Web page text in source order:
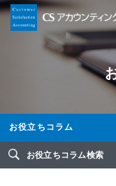
お役立ちコラム
お役立ちコラム検索